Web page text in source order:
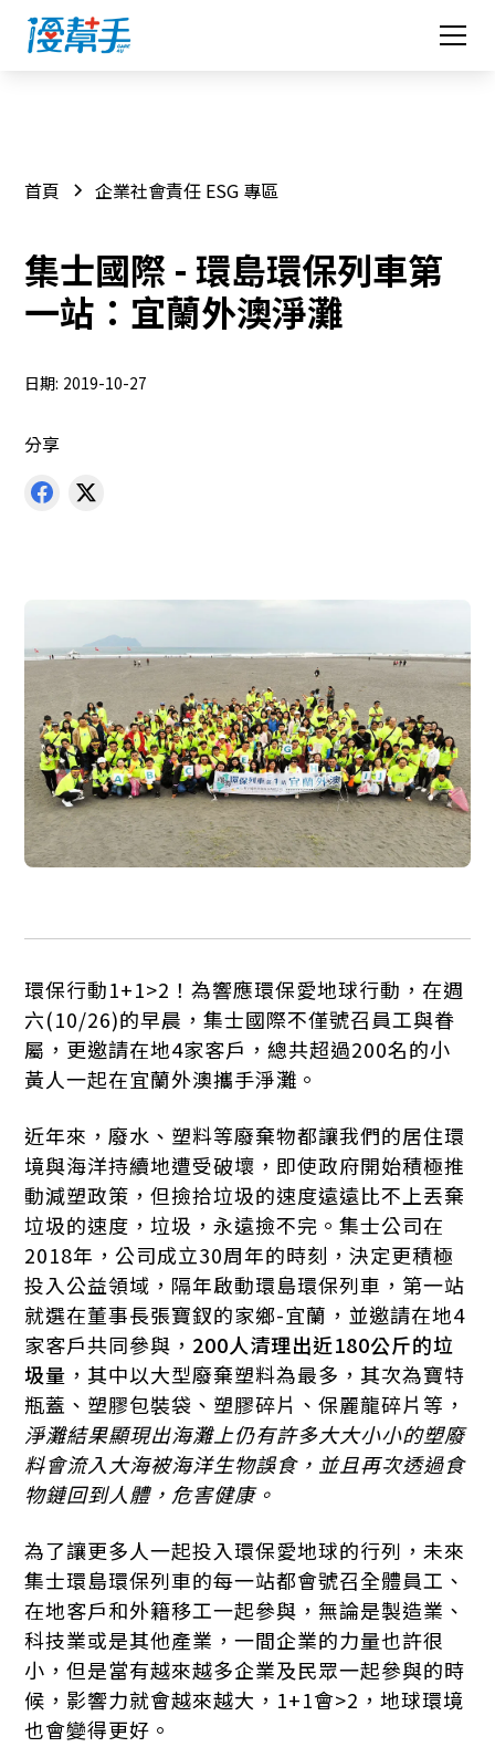
首頁 企業社會責任 ESG 專區
集士國際 - 環島環保列車第
一站：宜蘭外澳淨灘
日期: 2019-10-27
分享
環保行動1+1>2！為響應環保愛地球行動，在週
六(10/26)的早晨，集士國際不僅號召員工與眷
屬，更邀請在地4家客戶，總共超過200名的小
黃人一起在宜蘭外澳攜手淨灘。
近年來，廢水、塑料等廢棄物都讓我們的居住環
境與海洋持續地遭受破壞，即使政府開始積極推
動減塑政策，但撿拾垃圾的速度遠遠比不上丟棄
垃圾的速度，垃圾，永遠撿不完。集士公司在
2018年，公司成立30周年的時刻，決定更積極
投入公益領域，隔年啟動環島環保列車，第一站
就選在董事長張寶釵的家鄉-宜蘭，並邀請在地4
家客戶共同參與， 200人清理出近180公斤的垃
圾量 ，其中以大型廢棄塑料為最多，其次為寶特
瓶蓋、塑膠包裝袋、塑膠碎片、保麗龍碎片等，
淨灘結果顯現出海灘上仍有許多大大小小的塑廢
料會流入大海被海洋生物誤食，並且再次透過食
物鏈回到人體，危害健康。
為了讓更多人一起投入環保愛地球的行列，未來
集士環島環保列車的每一站都會號召全體員工、
在地客戶和外籍移工一起參與，無論是製造業、
科技業或是其他產業，一間企業的力量也許很
小，但是當有越來越多企業及民眾一起參與的時
候，影響力就會越來越大，1+1會>2，地球環境
也會變得更好。